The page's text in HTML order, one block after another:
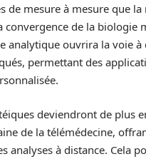
de mesure à mesure que la
convergence de la biologie
analytique ouvrira la voie à
permettant des
deviendront de plus
de la télémédecine,
analyses à distance. Cela